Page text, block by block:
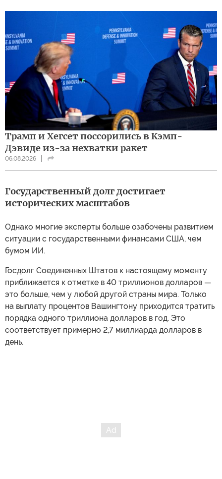
Трамп и Хегсет поссорились в Кэмп-
Дэвиде из-за нехватки ракет
06.08.2026
Государственный долг достигает
исторических масштабов
Однако многие эксперты больше озабочены развитием
ситуации с государственными финансами США, чем
бумом ИИ.
Госдолг Соединенных Штатов к настоящему моменту
приближается к отметке в 40 триллионов долларов —
это больше, чем у любой другой страны мира. Только
на выплату процентов Вашингтону приходится тратить
порядка одного триллиона долларов в год. Это
соответствует примерно 2,7 миллиарда долларов в
день.